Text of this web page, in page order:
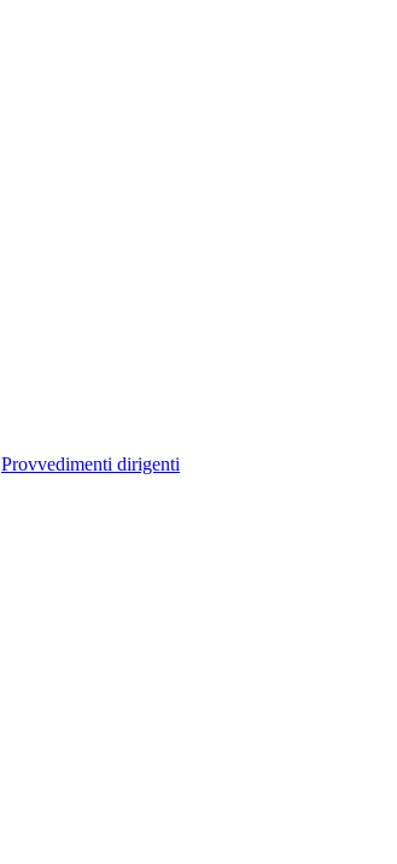
Provvedimenti dirigenti